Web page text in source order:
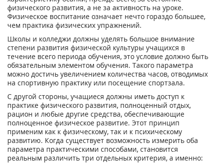
физического развития, а не за активность на уроке.
Физическое воспитание означает нечто гораздо большее,
чем практика физических упражнений.
Школы и колледжи должны уделять большое внимание
степени развития физической культуры учащихся в
течение всего периода обучения, это условие должно быть
обязательным элементом обучения. Такого параметра
можно достичь увеличением количества часов, отводимых
на спортивную практику или посещение спортзала.
С другой стороны, учащиеся должны иметь доступ к
практике физического развития, полноценный отдых,
рацион и любые другие средства, обеспечивающие
полноценное физическое развитие. Этот принцип
применим как к физическому, так и к психическому
развитию. Когда существует возможность измерить оба
параметра практическими способами, становится
реальным различить три отдельных критерия, а именно: